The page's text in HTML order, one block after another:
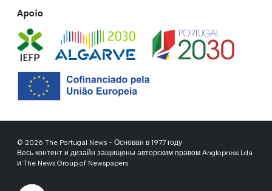
Apoio
© 2026 The Portugal News - Основан в 1977 году
Весь контент и дизайн защищены авторским правом Anglopress Lda
и The News Group of Newspapers.